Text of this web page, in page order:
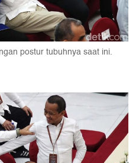
postur tubuhnya saat ini.